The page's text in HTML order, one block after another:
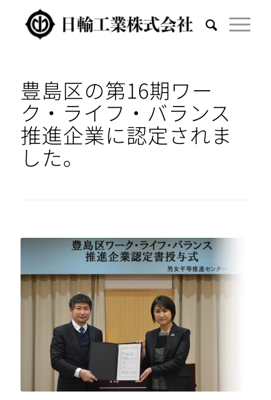
豊島区の第16期ワー
ク・ライフ・バランス
推進企業に認定されま
した。